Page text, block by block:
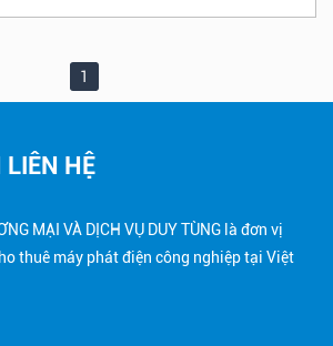
1
HỆ
MẠI VÀ DỊCH VỤ DUY TÙNG là đơn vị
thuê máy phát điện công nghiệp tại Việt